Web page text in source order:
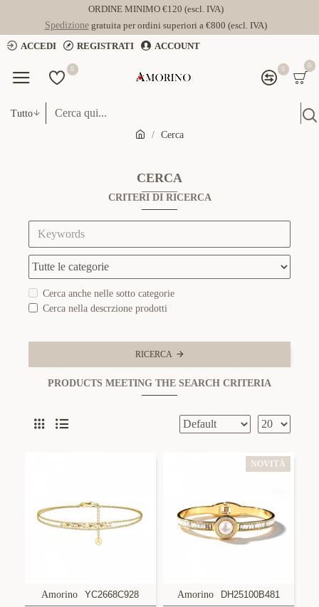
ORDINE MINIMO €120 (escl. IVA)
Spedizionegratuita per ordini superiori a €800 (escl. IVA)
ACCEDI
REGISTRATI ACCOUNT
0 0 0
Tutto
Cerca
CERCA
CRITERI DI RICERCA
Cerca anche nelle sotto categorie
Cerca nella descrzione prodotti
RICERCA
PRODUCTS MEETING THE SEARCH CRITERIA
Amorino YC2668C928
NOVITÀ
Amorino DH25100B481